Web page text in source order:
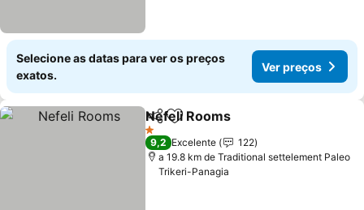
Selecione as datas para ver os preços
exatos.
Ver preços
PartilharAdicionar aos favoritos
Nefeli Rooms
1 Estrelas
9,2 Excelente
122
a 19.8 km de Traditional settelement Paleo
Trikeri-Panagia